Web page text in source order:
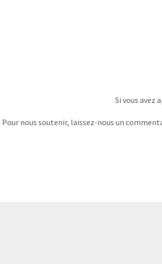
Si vous avez
Pour nous soutenir, laissez-nous un